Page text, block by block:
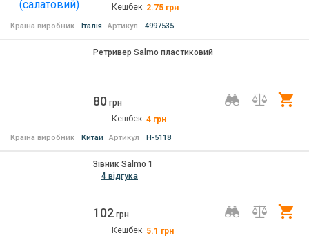
Кешбек 2.75 грн
Країна виробник Італія Артикул 4997535
Ретривер Salmo пластиковий
80 грн
Кешбек4 грн
Країна виробник Китай Артикул H-5118
4 відгука
Зiвник Salmo 1
102 грн
Кешбек 5.1 грн